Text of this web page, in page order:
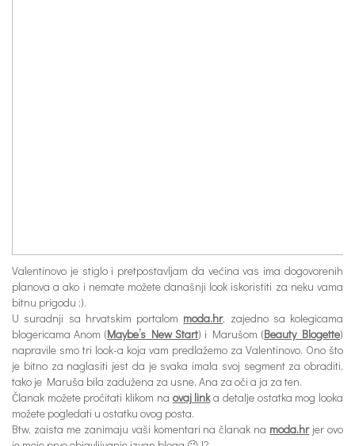
Valentinovo je stiglo i pretpostavljam da većina vas ima dogovorenih
planova a ako i nemate možete današnji look iskoristiti za neku vama
bitnu prigodu ;).
U suradnji sa hrvatskim portalom moda.hr, zajedno sa kolegicama
blogericama Anom (Maybe’s New Start) i Marušom (Beauty Blogette)
napravile smo tri look-a koja vam predlažemo za Valentinovo. Ono što
je bitno za naglasiti jest da je svaka imala svoj segment za obraditi,
tako je Maruša bila zadužena za usne, Ana za oči a ja za ten.
Članak možete pročitati klikom na ovaj linka detalje ostatka mog looka
možete pogledati u ostatku ovog posta.
Btw, zaista me zanimaju vaši komentari na članak na moda.hrjer ovo